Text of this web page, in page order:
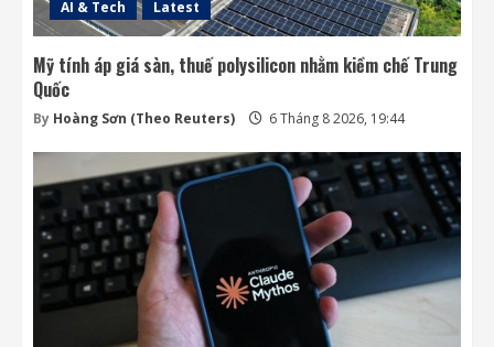
AI & Tech Latest
Mỹ tính áp giá sàn, thuế polysilicon nhằm kiềm chế Trung
Quốc
By Hoàng Sơn (Theo Reuters) 6 Tháng 8 2026, 19:44